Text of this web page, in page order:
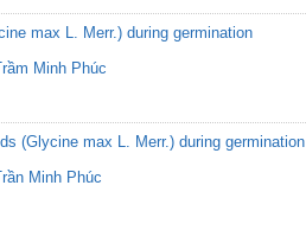
max L. Merr.) during germination
Minh Phúc
(Glycine max L. Merr.) during germination
Minh Phúc